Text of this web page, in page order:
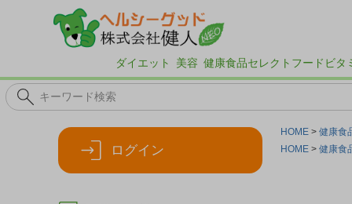
ダイエット 美容 健康食品セレクトフード ビタ
ログイン
HOME
健康食
HOME
健康食